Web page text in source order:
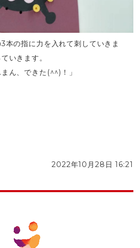
本の指に力を入れて刺していきま
いきます。
ん、できた(^^)！」
2022年10月28日 16:21